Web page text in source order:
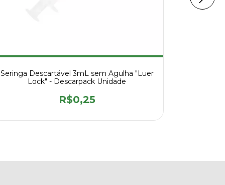
Seringa Descartável 3mL sem Agulha "Luer
Lock" - Descarpack Unidade
R$0,25